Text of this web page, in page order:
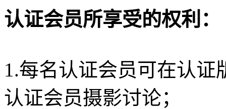
认证会员所享受的权利：
1.每名认证会员可在认
认证会员摄影讨论；